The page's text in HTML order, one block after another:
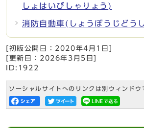
しょはいびしゃりょう)
消防自動車(しょうぼうじどう
[初版公開日： 2020年4月1日
[更新日： 2026年3月5日
ID:1922
ソーシャルサイトへのリンクは別ウィンドウ